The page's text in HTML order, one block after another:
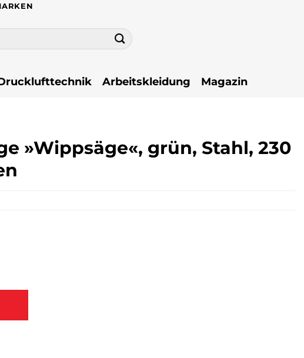
Arbeitskleidung Magazin
»Wippsäge«, grün, Stahl, 230